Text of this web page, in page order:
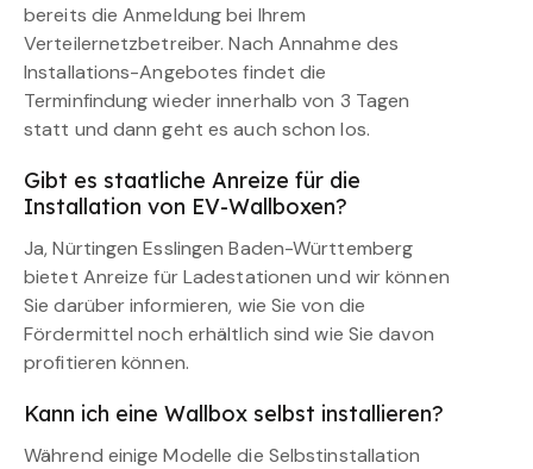
bereits die Anmeldung bei Ihrem
Verteilernetzbetreiber. Nach Annahme des
Installations-Angebotes findet die
Terminfindung wieder innerhalb von 3 Tagen
statt und dann geht es auch schon los.
Gibt es staatliche Anreize für die
Installation von EV-Wallboxen?
Ja, Nürtingen Esslingen Baden-Württemberg
bietet Anreize für Ladestationen und wir können
Sie darüber informieren, wie Sie von die
Fördermittel noch erhältlich sind wie Sie davon
profitieren können.
Kann ich eine Wallbox selbst installieren?
Während einige Modelle die Selbstinstallation